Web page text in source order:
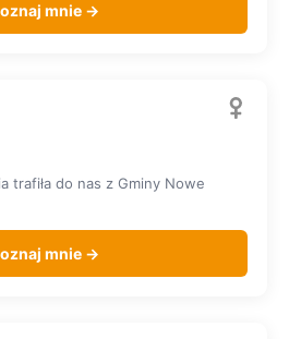
mnie →
trafiła do nas z Gminy Nowe
mnie →